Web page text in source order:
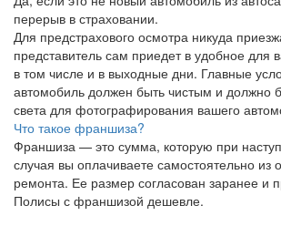
перерыв в страховании.
Для предстрахового осмотра никуда
представитель сам приедет в удобное для
в том числе и в выходные дни. Главные
автомобиль должен быть чистым и должно
света для фотографирования вашего
Что такое франшиза?
Франшиза — это сумма, которую при
случая вы оплачиваете самостоятельно из
ремонта. Ее размер согласован заранее и
Полисы с франшизой дешевле.